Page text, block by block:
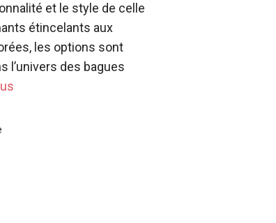
et le style de celle
étincelants aux
les options sont
l’univers des bagues